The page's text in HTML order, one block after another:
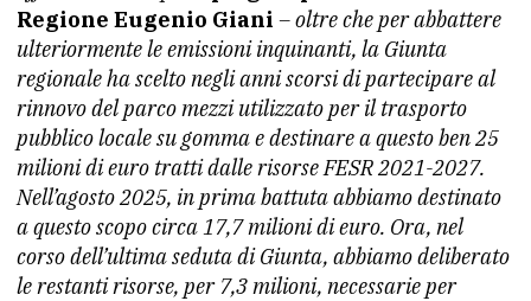
Regione Eugenio Giani – oltre che per abbattere
ulteriormente le emissioni inquinanti, la Giunta
regionale ha scelto negli anni scorsi di partecipare al
rinnovo del parco mezzi utilizzato per il trasporto
pubblico locale su gomma e destinare a questo ben 25
milioni di euro tratti dalle risorse FESR 2021-2027.
Nell’agosto 2025, in prima battuta abbiamo destinato
a questo scopo circa 17,7 milioni di euro. Ora, nel
corso dell’ultima seduta di Giunta, abbiamo deliberato
le restanti risorse, per 7,3 milioni, necessarie per